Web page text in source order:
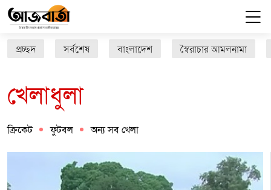
প্রচ্ছদ সর্বশেষ বাংলাদেশ স্বৈরাচার আমলনামা
খেলাধুলা
ক্রিকেট ফুটবল অন্য সব খেলা